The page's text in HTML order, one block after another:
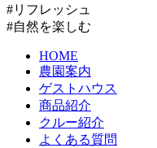
#リフレッシュ
#自然を楽しむ
HOME
農園案内
ゲストハウス
商品紹介
クルー紹介
よくある質問